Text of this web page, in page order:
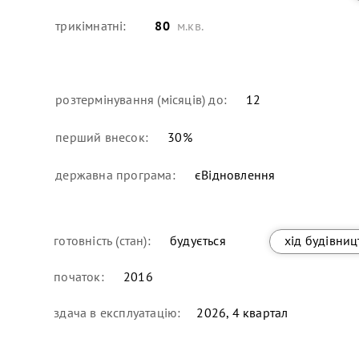
трикімнатні: 80 м.кв.
розтермінування (місяців) до: 12
перший внесок: 30%
державна програма: єВідновлення
готовність (стан): будується хід
початок: 2016
здача в експлуатацію: 2026, 4 квартал